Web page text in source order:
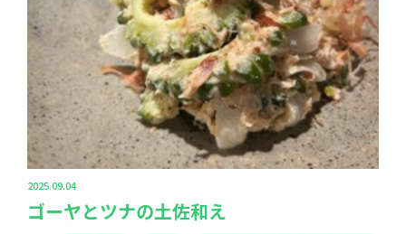
2025.09.04
ゴーヤとツナの土佐和え